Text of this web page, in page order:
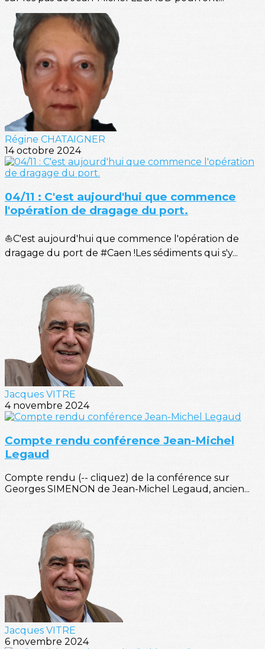
Régine CHATAIGNER
14 octobre 2024
04/11 : C'est aujourd'hui que commence
l'opération de dragage du port.
⛵C'est aujourd'hui que commence l'opération de
dragage du port de #Caen !Les sédiments qui s'y...
Jacques VITRE
4 novembre 2024
Compte rendu conférence Jean-Michel
Legaud
Compte rendu (-- cliquez) de la conférence sur
Georges SIMENON de Jean-Michel Legaud, ancien...
Jacques VITRE
6 novembre 2024